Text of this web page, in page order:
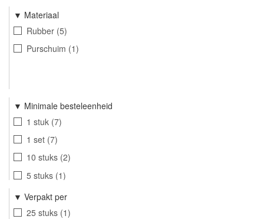
Materiaal
Rubber 5
Purschuim 1
Minimale besteleenheid
1 stuk 7
1 set 7
10 stuks 2
5 stuks 1
1 paar 10
5 sets 1
Verpakt per
25 stuks 1